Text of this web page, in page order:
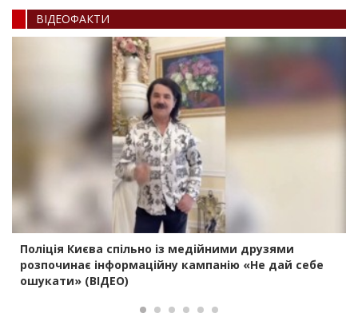
ВIДЕОФАКТИ
Поліція Києва спільно із медійними друзями
розпочинає інформаційну кампанію «Не дай себе
ошукати» (ВІДЕО)